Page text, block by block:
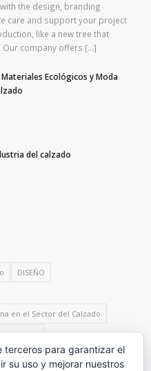
the design, branding
care and support your project
like a new tree that
company offers […]
Ecológicos y Moda
del calzado
DISEÑO
en el Sector del Calzado
Calzado
el sector del calzado
terceros para garantizar el
su uso y mejorar nuestros